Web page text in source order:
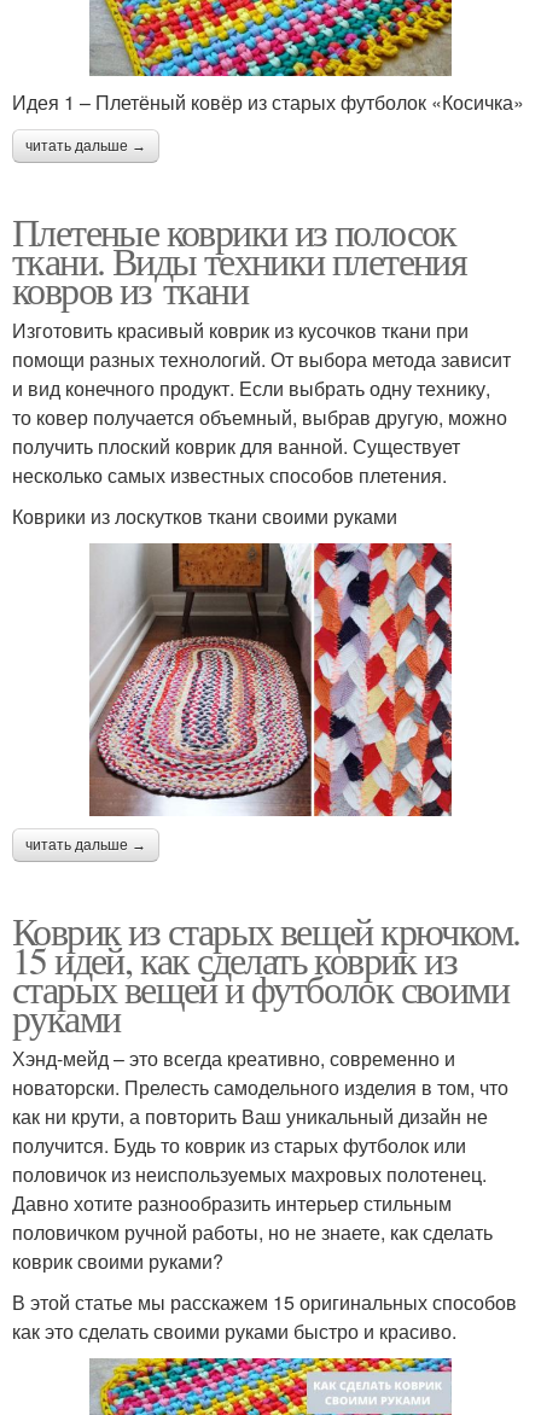
Идея 1 – Плетёный ковёр из старых футболок «Косичка»
читать дальше →
Плетеные коврики из полосок
ткани. Виды техники плетения
ковров из ткани
Изготовить красивый коврик из кусочков ткани при
помощи разных технологий. От выбора метода зависит
и вид конечного продукт. Если выбрать одну технику,
то ковер получается объемный, выбрав другую, можно
получить плоский коврик для ванной. Существует
несколько самых известных способов плетения.
Коврики из лоскутков ткани своими руками
читать дальше →
Коврик из старых вещей крючком.
15 идей, как сделать коврик из
старых вещей и футболок своими
руками
Хэнд-мейд – это всегда креативно, современно и
новаторски. Прелесть самодельного изделия в том, что
как ни крути, а повторить Ваш уникальный дизайн не
получится. Будь то коврик из старых футболок или
половичок из неиспользуемых махровых полотенец.
Давно хотите разнообразить интерьер стильным
половичком ручной работы, но не знаете, как сделать
коврик своими руками?
В этой статье мы расскажем 15 оригинальных способов
как это сделать своими руками быстро и красиво.